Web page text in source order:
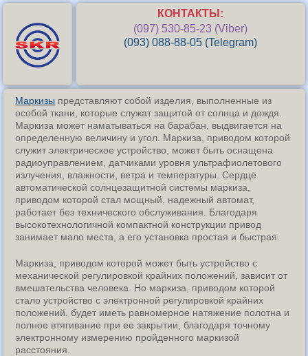
КОНТАКТЫ:
(097) 530-85-23 (Viber)
(093) 088-88-05 (Telegram)
Маркизы представляют собой изделия, выполненные из
особой ткани, которые служат защитой от солнца и дождя.
Маркиза может наматываться на барабан, выдвигается на
определенную величину и угол. Маркиза, приводом которой
служит электрическое устройство, может быть оснащена
радиоуправлением, датчиками уровня ультрафиолетового
излучения, влажности, ветра и температуры. Сердце
автоматической солнцезащитной системы маркиза,
приводом которой стал мощный, надежный автомат,
работает без технического обслуживания. Благодаря
высокотехнологичной компактной конструкции привод
занимает мало места, а его установка простая и быстрая.
Маркиза, приводом которой может быть устройство с
механической регулировкой крайних положений, зависит от
вмешательства человека. Но маркиза, приводом которой
стало устройство с электронной регулировкой крайних
положений, будет иметь равномерное натяжение полотна и
полное втягивание при ее закрытии, благодаря точному
электронному измерению пройденного маркизой
расстояния.